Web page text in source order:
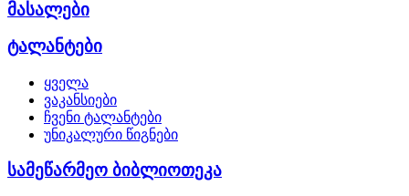
მასალები
ტალანტები
ყველა
ვაკანსიები
ჩვენი ტალანტები
უნიკალური წიგნები
სამეწარმეო ბიბლიოთეკა